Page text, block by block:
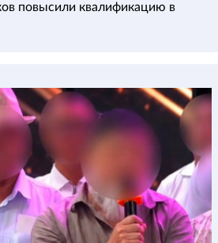
повысили квалификацию в